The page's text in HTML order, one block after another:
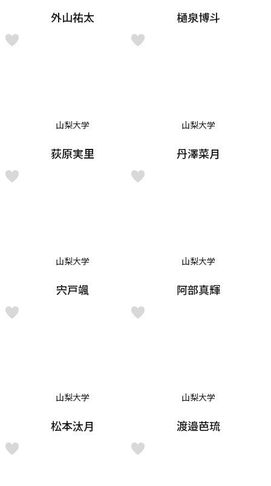
外山祐太 樋泉博斗
山梨大学
荻原実里
山梨大学
丹澤菜月
山梨大学
宍戸颯
山梨大学
阿部真輝
山梨大学
松本汰月
山梨大学
渡邉芭琉